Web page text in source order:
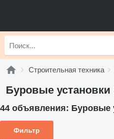
Строительная техника
Буровые установки
44 объявления: Буровые
Фильтр